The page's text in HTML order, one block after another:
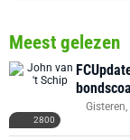
Meest gelezen
2800